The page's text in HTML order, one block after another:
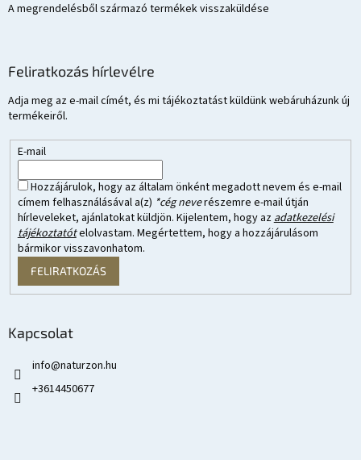
A megrendelésből származó termékek visszaküldése
Feliratkozás hírlevélre
Adja meg az e-mail címét, és mi tájékoztatást küldünk webáruházunk új
termékeiről.
E-mail
Hozzájárulok, hogy az általam önként megadott nevem és e-mail
címem felhasználásával a(z) *cég neverészemre e-mail útján
hírleveleket, ajánlatokat küldjön. Kijelentem, hogy az adatkezelési
tájékoztatótelolvastam. Megértettem, hogy a hozzájárulásom
bármikor visszavonhatom.
FELIRATKOZÁS
Kapcsolat
info@naturzon.hu
+3614450677